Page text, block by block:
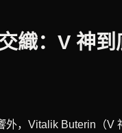
織：V 神到
外，Vitalik Buterin（V